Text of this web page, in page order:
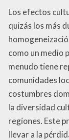
Los efectos
quizás los más
como un medio
menudo tiene
comunidades
costumbres
la diversidad
regiones. Este
llevar a la